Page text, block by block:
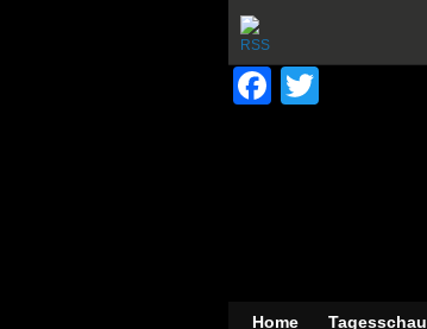
Facebook
Home Tagesschau